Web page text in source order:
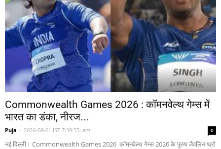
Commonwealth Games 2026 : कॉमनवेल्थ गेम्स में
भारत का डंका, नीरज...
Puja - 2026-08-01 IST 7:39:55: am 0
नई दिल्ली। Commonwealth Games 2026 कॉमनवेल्थ गेम्स 2026 के पुरुष जैवलिन थ्रो